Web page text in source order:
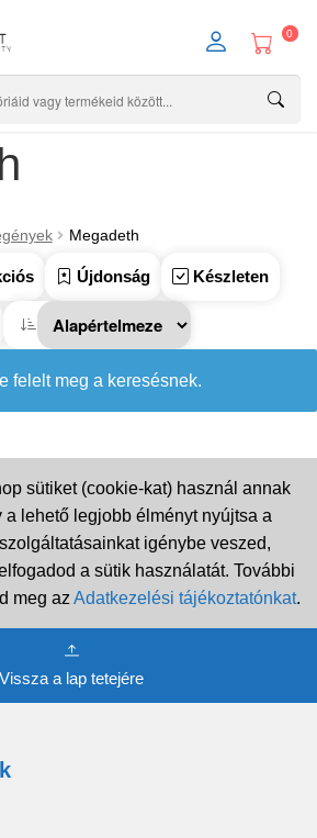
0
Megadeth
Újdonság Készleten
felelt meg a keresésnek.
sütiket (cookie-kat) használ annak
a lehető legjobb élményt nyújtsa a
igénybe veszed,
a sütik használatát. További
meg az Adatkezelési tájékoztatónkat.
Vissza a lap tetejére